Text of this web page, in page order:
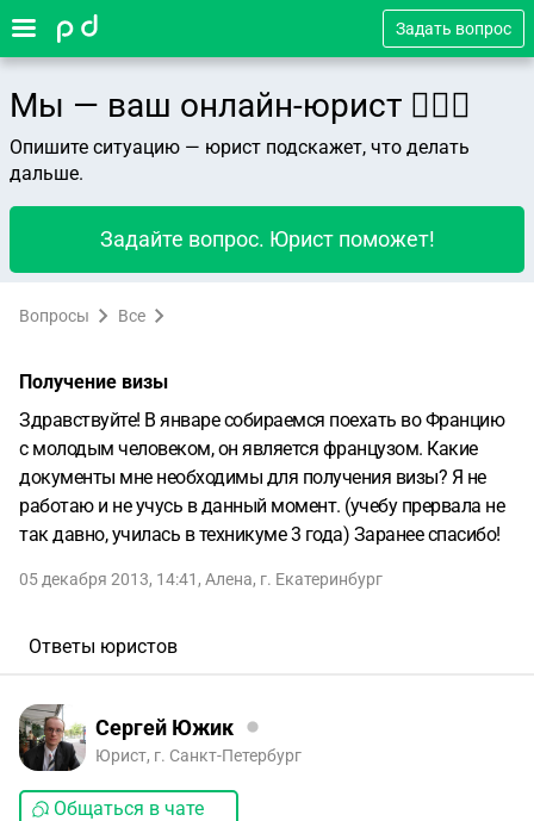
Задать вопрос
Мы — ваш онлайн-юрист 👨🏻‍⚖️
Опишите ситуацию — юрист подскажет, что делать
дальше.
Задайте вопрос. Юрист поможет!
Вопросы Все
Получение визы
Здравствуйте! В январе собираемся поехать во Францию
с молодым человеком, он является французом. Какие
документы мне необходимы для получения визы? Я не
работаю и не учусь в данный момент. (учебу прервала не
так давно, училась в техникуме 3 года) Заранее спасибо!
05 декабря 2013, 14:41 , Алена, г. Екатеринбург
Ответы юристов
Сергей Южик
Юрист, г. Санкт-Петербург
Общаться в чате